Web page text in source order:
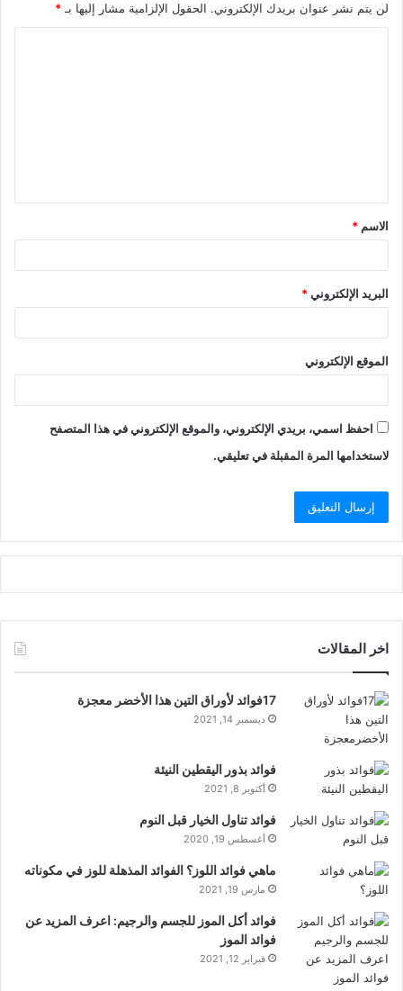
لن يتم نشر عنوان بريدك الإلكتروني. الحقول الإلزامية مشار إليها بـ*
ق
*
الاسم *
البريد الإلكتروني*
الموقع الإلكتروني
احفظ اسمي، بريدي الإلكتروني، والموقع الإلكتروني في هذا المتصفح
لاستخدامها المرة المقبلة في تعليقي.
اخر المقالات
17فوائد لأوراق التين هذا الأخضر معجزة
ديسمبر 14, 2021
فوائد بذور اليقطين النيئة
أكتوبر 8, 2021
فوائد تناول الخيار قبل النوم
أغسطس 19, 2020
ماهي فوائد اللوز؟ الفوائد المذهلة للوز في مكوناته
مارس 19, 2021
فوائد أكل الموز للجسم والرجيم: اعرف المزيد عن
فوائد الموز
فبراير 12, 2021